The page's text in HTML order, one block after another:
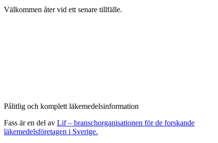
Välkommen åter vid ett senare tillfälle.
Pålitlig och komplett läkemedelsinformation
Fass är en del av Lif – branschorganisationen för de forskande
läkemedelsföretagen i Sverige.